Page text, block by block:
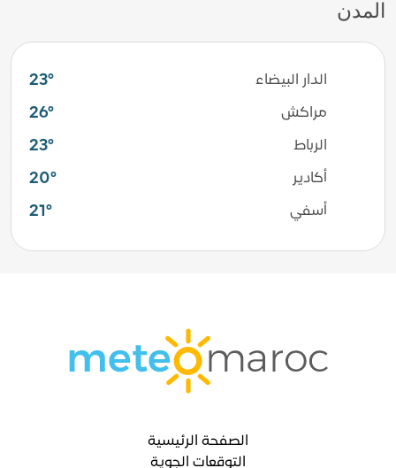
المدن
الدار البيضاء 23°
مراكش 26°
الرباط 23°
أكادير 20°
أسفي 21°
الصفحة الرئيسية
التوقعات الجوية